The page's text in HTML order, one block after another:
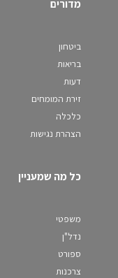
מדורים
ביטחון
בריאות
דעות
זירת המומחים
כלכלה
הצהרת נגישות
כל מה שמעניין
משפטי
נדל"ן
ספורט
צרכנות